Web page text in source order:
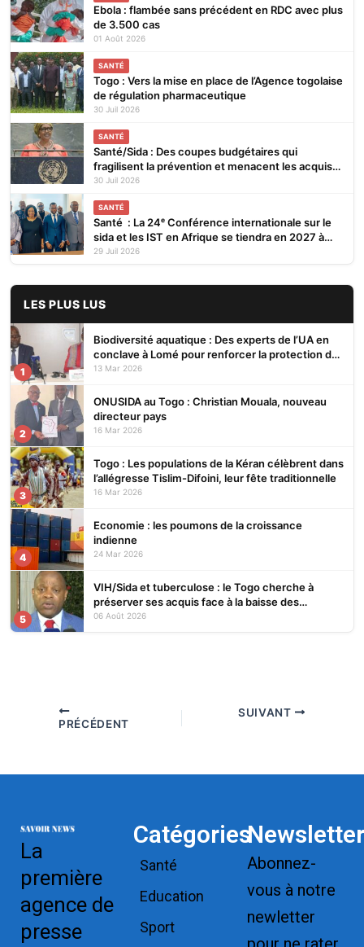
Ebola : flambée sans précédent en RDC avec plus
de 3.500 cas
01 Août 2026
SANTÉ
Togo : Vers la mise en place de l’Agence togolaise
de régulation pharmaceutique
30 Juil 2026
SANTÉ
Santé/Sida : Des coupes budgétaires qui
fragilisent la prévention et menacent les acquis
(ONUSIDA)
30 Juil 2026
SANTÉ
Santé : La 24ᵉ Conférence internationale sur le
sida et les IST en Afrique se tiendra en 2027 à
Cotonou
29 Juil 2026
LES PLUS LUS
1
Biodiversité aquatique : Des experts de l’UA en
conclave à Lomé pour renforcer la protection des
écosystèmes
13 Mar 2026
2
ONUSIDA au Togo : Christian Mouala, nouveau
directeur pays
16 Mar 2026
3
Togo : Les populations de la Kéran célèbrent dans
l’allégresse Tislim-Difoini, leur fête traditionnelle
16 Mar 2026
4
Economie : les poumons de la croissance
indienne
24 Mar 2026
5
VIH/Sida et tuberculose : le Togo cherche à
préserver ses acquis face à la baisse des
financements
06 Août 2026
PRÉCÉDENT
SUIVANT
La
première
agence de
presse
Catégories
Santé
Education
Sport
Newsletter
Abonnez-
vous à notre
newletter